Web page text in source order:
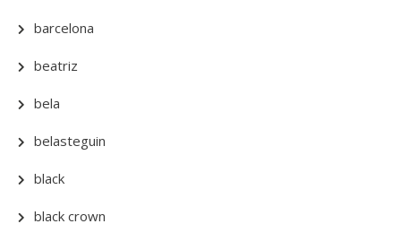
barcelona
beatriz
bela
belasteguin
black
black crown